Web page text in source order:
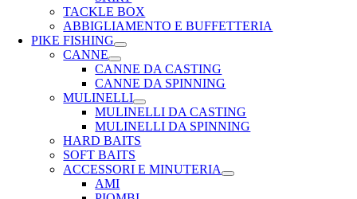
TACKLE BOX
ABBIGLIAMENTO E BUFFETTERIA
PIKE FISHING
CANNE
CANNE DA CASTING
CANNE DA SPINNING
MULINELLI
MULINELLI DA CASTING
MULINELLI DA SPINNING
HARD BAITS
SOFT BAITS
ACCESSORI E MINUTERIA
AMI